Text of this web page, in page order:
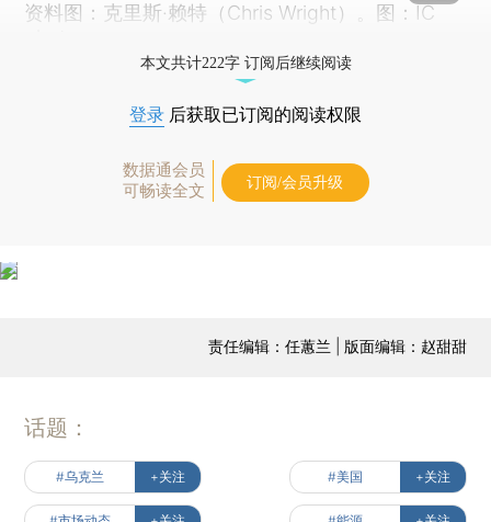
资料图：克里斯·赖特（Chris Wright）。图：IC
本文共计222字 订阅后继续阅读
登录 后获取已订阅的阅读权限
数据通会员
可畅读全文
订阅/会员升级
责任编辑：任蕙兰 | 版面编辑：赵甜甜
话题：
#乌克兰 +关注 #美国 +关注